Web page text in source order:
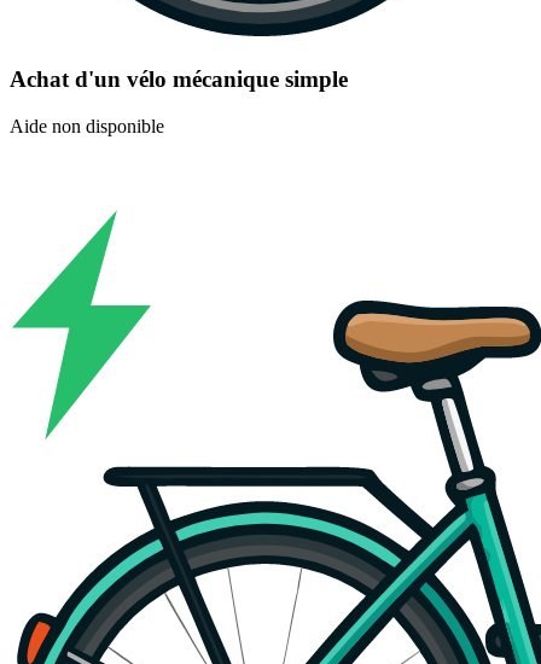
Achat d'un vélo mécanique simple
Aide non disponible